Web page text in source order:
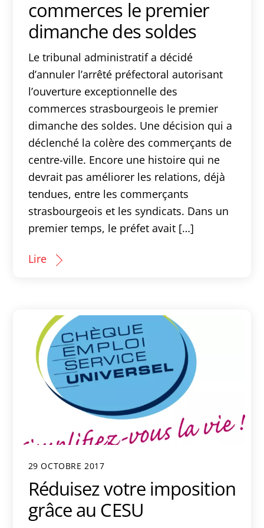
commerces le premier
dimanche des soldes
Le tribunal administratif a décidé
d’annuler l’arrêté préfectoral autorisant
l’ouverture exceptionnelle des
commerces strasbourgeois le premier
dimanche des soldes. Une décision qui a
déclenché la colère des commerçants de
centre-ville. Encore une histoire qui ne
devrait pas améliorer les relations, déjà
tendues, entre les commerçants
strasbourgeois et les syndicats. Dans un
premier temps, le préfet avait […]
Lire
29 OCTOBRE 2017
Réduisez votre imposition
grâce au CESU